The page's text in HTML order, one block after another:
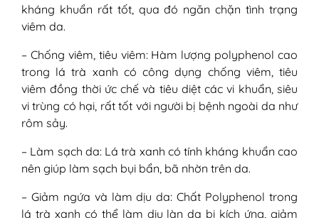
kháng khuẩn rất tốt, qua đó ngăn chặn tình trạng
viêm da.
– Chống viêm, tiêu viêm: Hàm lượng polyphenol cao
trong lá trà xanh có công dụng chống viêm, tiêu
viêm đồng thời ức chế và tiêu diệt các vi khuẩn, siêu
vi trùng có hại, rất tốt với người bị bệnh ngoài da như
rôm sảy.
– Làm sạch da: Lá trà xanh có tính kháng khuẩn cao
nên giúp làm sạch bụi bẩn, bã nhờn trên da.
– Giảm ngứa và làm dịu da: Chất Polyphenol trong
lá trà xanh có thể làm dịu làn da bị kích ứng, giảm